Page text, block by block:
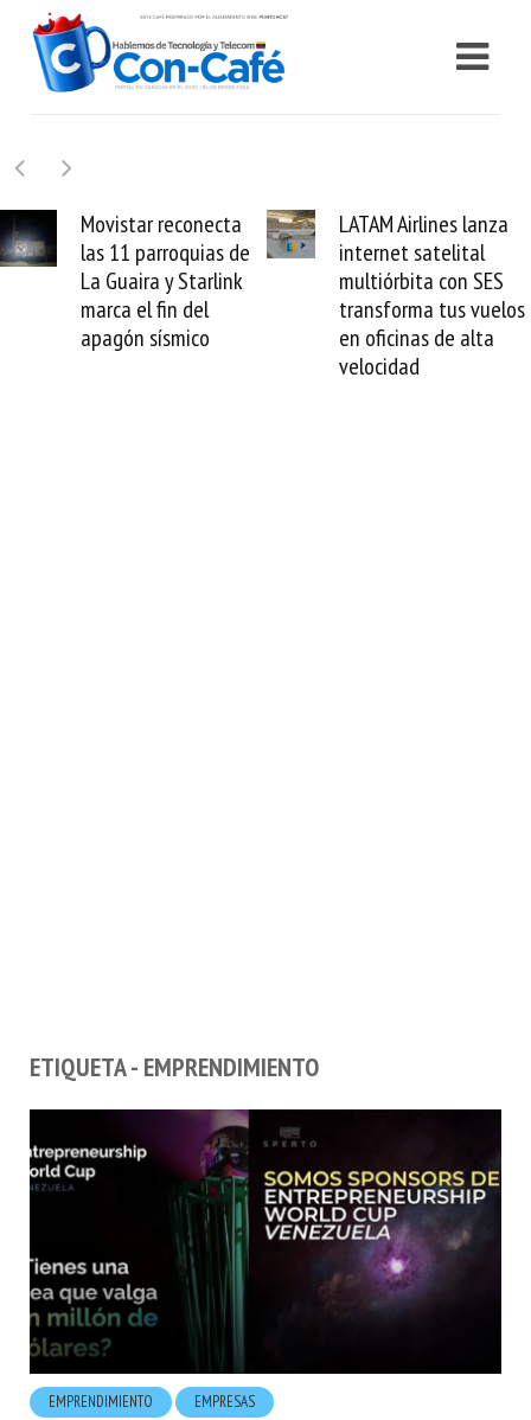
LATAM Airlines lanza
internet satelital
multiórbita con SES
transforma tus vuelos
en oficinas de alta
Samsung Galaxy Z
Fold8 la novedad
plegable y un
formato fácil de
enamorse
ETIQUETA - EMPRENDIMIENTO
EMPRENDIMIENTO EMPRESAS